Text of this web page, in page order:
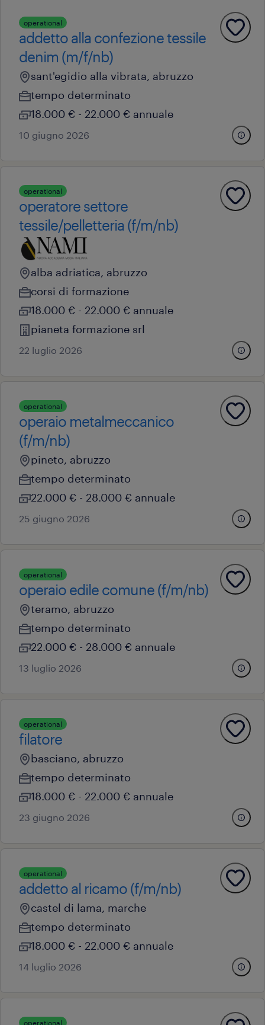
operational
addetto alla confezione tessile
denim (m/f/nb)
sant'egidio alla vibrata, abruzzo
tempo determinato
18.000 € - 22.000 € annuale
10 giugno 2026
operational
operatore settore
tessile/pelletteria (f/m/nb)
alba adriatica, abruzzo
corsi di formazione
18.000 € - 22.000 € annuale
pianeta formazione srl
22 luglio 2026
operational
operaio metalmeccanico
(f/m/nb)
pineto, abruzzo
tempo determinato
22.000 € - 28.000 € annuale
25 giugno 2026
operational
operaio edile comune (f/m/nb)
teramo, abruzzo
tempo determinato
22.000 € - 28.000 € annuale
13 luglio 2026
operational
filatore
basciano, abruzzo
tempo determinato
18.000 € - 22.000 € annuale
23 giugno 2026
operational
addetto al ricamo (f/m/nb)
castel di lama, marche
tempo determinato
18.000 € - 22.000 € annuale
14 luglio 2026
operational